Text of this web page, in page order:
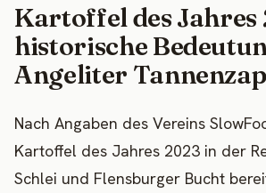
Kartoffel des Jahres
historische
Angeliter
Nach Angaben des Vereins
Kartoffel des Jahres 2023 in der
Schlei und Flensburger Bucht